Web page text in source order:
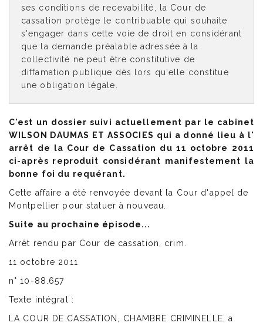
ses conditions de recevabilité, la Cour de
cassation protège le contribuable qui souhaite
s'engager dans cette voie de droit en considérant
que la demande préalable adressée à la
collectivité ne peut être constitutive de
diffamation publique dès lors qu'elle constitue
une obligation légale.
C'est un dossier suivi actuellement par le cabinet
WILSON DAUMAS ET ASSOCIES qui a donné lieu à l'
arrêt de la Cour de Cassation du 11 octobre 2011
ci-après reproduit considérant manifestement la
bonne foi du requérant.
Cette affaire a été renvoyée devant la Cour d'appel de
Montpellier pour statuer à nouveau.
Suite au prochaine épisode...
Arrêt rendu par Cour de cassation, crim.
11 octobre 2011
n° 10-88.657
Texte intégral :
LA COUR DE CASSATION, CHAMBRE CRIMINELLE, a